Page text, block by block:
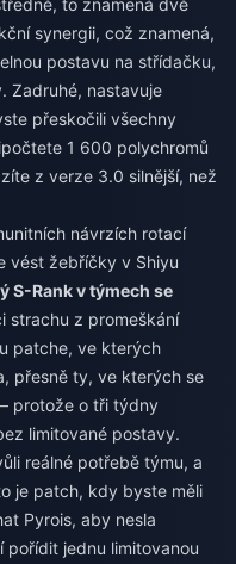
to znamená dvě
synergii, což znamená,
postavu na střídačku,
Zadruhé, nastavuje
přeskočili všechny
1 600 polychromů
z verze 3.0 silnější, než
návrzích rotací
vést žebříčky v Shiyu
S-Rank v týmech se
strachu z promeškání
patche, ve kterých
přesně ty, ve kterých se
protože o tři týdny
limitované postavy.
reálné potřebě týmu, a
je patch, kdy byste měli
Pyrois, aby nesla
pořídit jednu limitovanou